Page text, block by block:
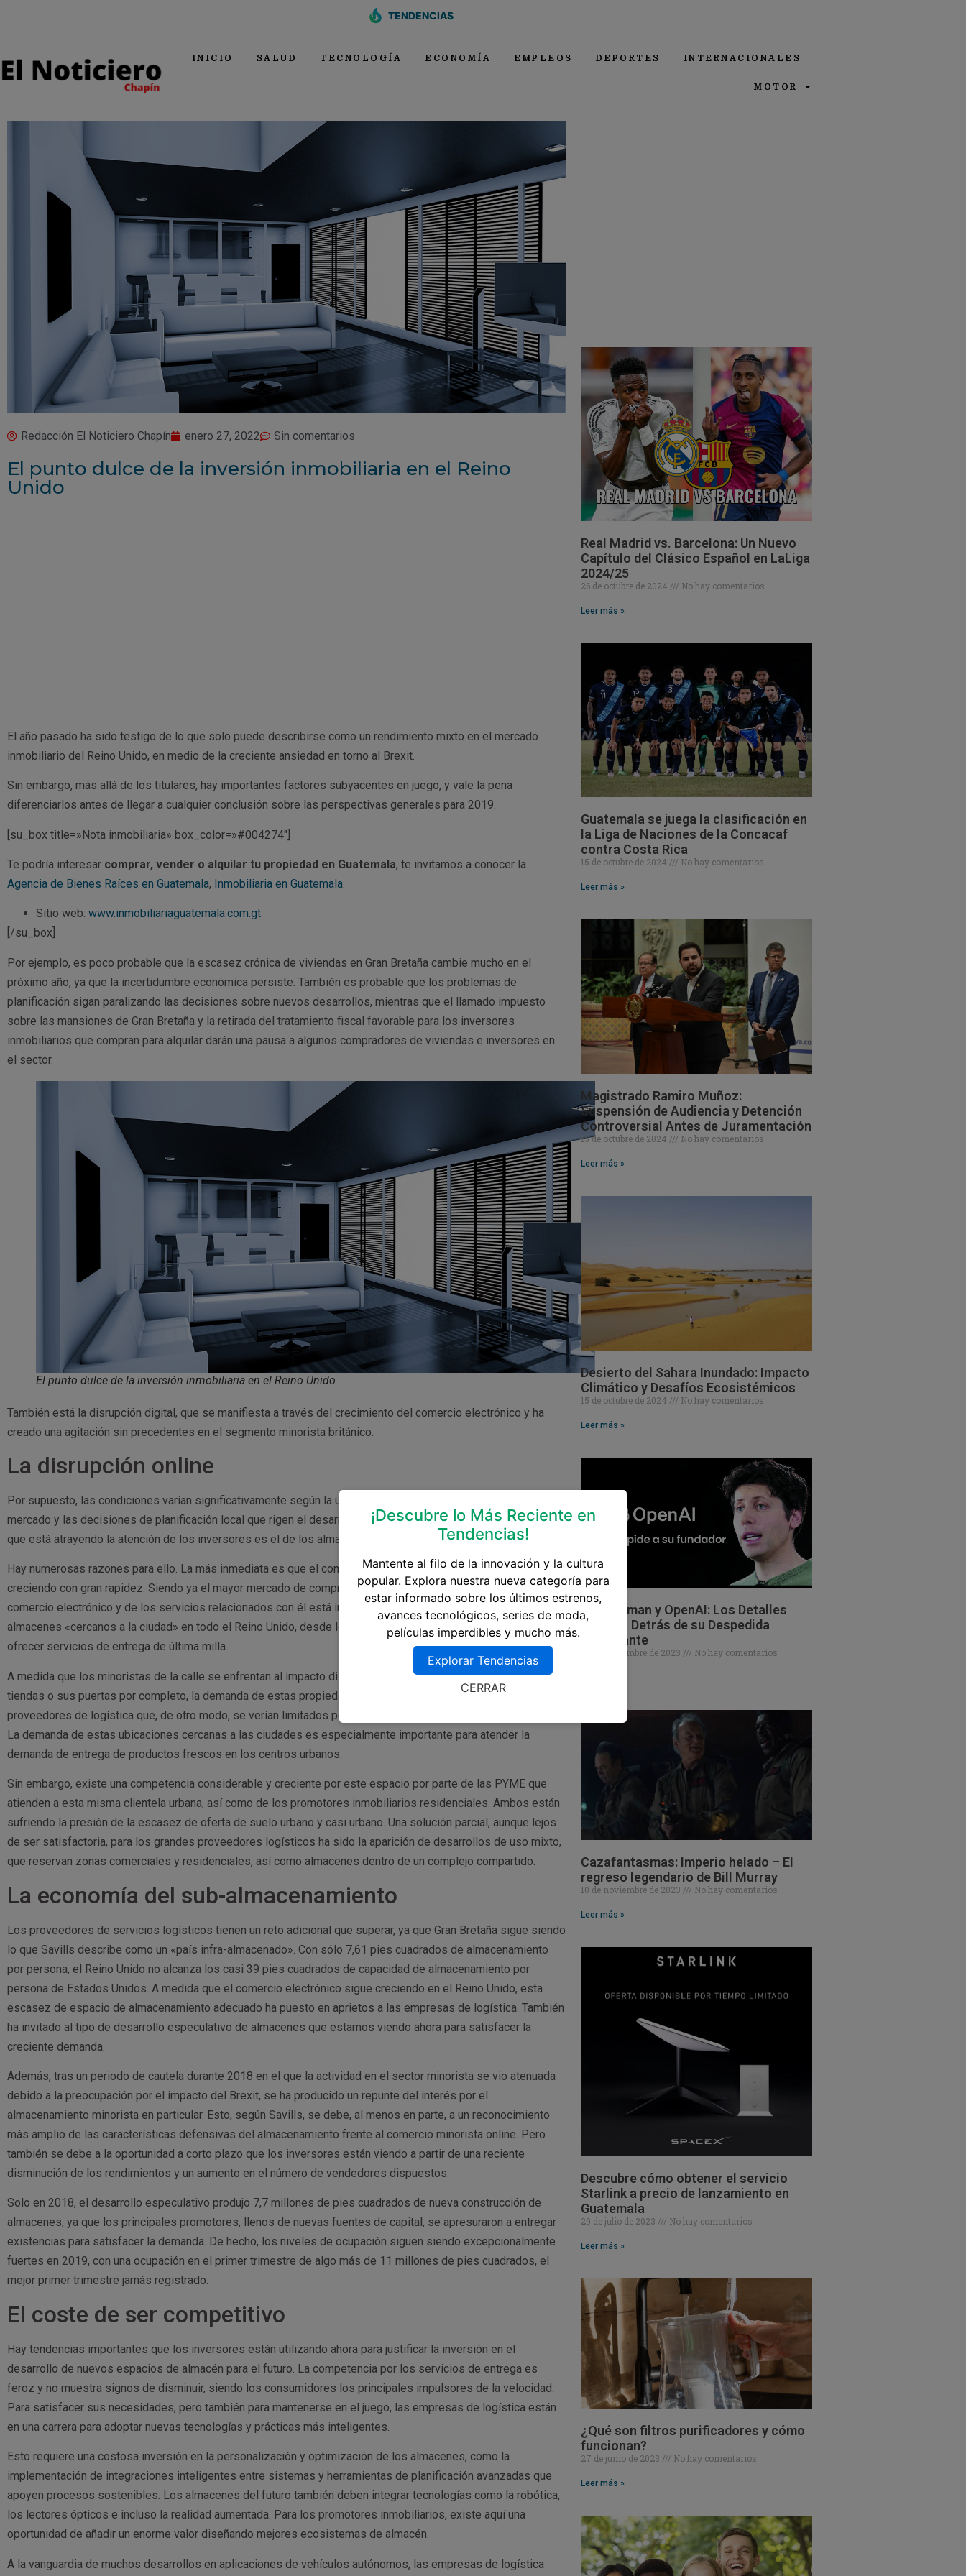
TENDENCIAS
INICIO SALUD TECNOLOGÍA ECONOMÍA EMPLEOS DEPORTES INTERNACIONALES
MOTOR
Redacción El Noticiero Chapín enero 27, 2022 Sin comentarios
El punto dulce de la inversión inmobiliaria en el Reino
Unido
El año pasado ha sido testigo de lo que solo puede describirse como un rendimiento mixto en el mercado
inmobiliario del Reino Unido, en medio de la creciente ansiedad en torno al Brexit.
Sin embargo, más allá de los titulares, hay importantes factores subyacentes en juego, y vale la pena
diferenciarlos antes de llegar a cualquier conclusión sobre las perspectivas generales para 2019.
[su_box title=»Nota inmobiliaria» box_color=»#004274″]
Te podría interesar comprar, vender o alquilar tu propiedad en Guatemala, te invitamos a conocer la
Agencia de Bienes Raíces en Guatemala, Inmobiliaria en Guatemala.
Sitio web: www.inmobiliariaguatemala.com.gt
[/su_box]
Por ejemplo, es poco probable que la escasez crónica de viviendas en Gran Bretaña cambie mucho en el
próximo año, ya que la incertidumbre económica persiste. También es probable que los problemas de
planificación sigan paralizando las decisiones sobre nuevos desarrollos, mientras que el llamado impuesto
sobre las mansiones de Gran Bretaña y la retirada del tratamiento fiscal favorable para los inversores
inmobiliarios que compran para alquilar darán una pausa a algunos compradores de viviendas e inversores en
el sector.
El punto dulce de la inversión inmobiliaria en el Reino Unido
También está la disrupción digital, que se manifiesta a través del crecimiento del comercio electrónico y ha
creado una agitación sin precedentes en el segmento minorista británico.
La disrupción online
Por supuesto, las condiciones varían significativamente según la ubicación de la propiedad, el segmento de
mercado y las decisiones de planificación local que rigen el desarrollo. Un segmento del mercado inmobiliario
que está atrayendo la atención de los inversores es el de los almacenes industriales.
Hay numerosas razones para ello. La más inmediata es que el comercio electrónico en el Reino Unido sigue
creciendo con gran rapidez. Siendo ya el mayor mercado de compras en línea de Europa, la expansión del
comercio electrónico y de los servicios relacionados con él está impulsando una enorme demanda de
almacenes «cercanos a la ciudad» en todo el Reino Unido, desde los que las empresas de logística pueden
ofrecer servicios de entrega de última milla.
A medida que los minoristas de la calle se enfrentan al impacto disruptivo de las compras online, cerrando
tiendas o sus puertas por completo, la demanda de estas propiedades vacías está siendo alimentada por los
proveedores de logística que, de otro modo, se verían limitados por la escasez de instalaciones disponibles.
La demanda de estas ubicaciones cercanas a las ciudades es especialmente importante para atender la
demanda de entrega de productos frescos en los centros urbanos.
Sin embargo, existe una competencia considerable y creciente por este espacio por parte de las PYME que
atienden a esta misma clientela urbana, así como de los promotores inmobiliarios residenciales. Ambos están
sufriendo la presión de la escasez de oferta de suelo urbano y casi urbano. Una solución parcial, aunque lejos
de ser satisfactoria, para los grandes proveedores logísticos ha sido la aparición de desarrollos de uso mixto,
que reservan zonas comerciales y residenciales, así como almacenes dentro de un complejo compartido.
La economía del sub-almacenamiento
Los proveedores de servicios logísticos tienen un reto adicional que superar, ya que Gran Bretaña sigue siendo
lo que Savills describe como un «país infra-almacenado». Con sólo 7,61 pies cuadrados de almacenamiento
por persona, el Reino Unido no alcanza los casi 39 pies cuadrados de capacidad de almacenamiento por
persona de Estados Unidos. A medida que el comercio electrónico sigue creciendo en el Reino Unido, esta
escasez de espacio de almacenamiento adecuado ha puesto en aprietos a las empresas de logística. También
ha invitado al tipo de desarrollo especulativo de almacenes que estamos viendo ahora para satisfacer la
creciente demanda.
Además, tras un periodo de cautela durante 2018 en el que la actividad en el sector minorista se vio atenuada
debido a la preocupación por el impacto del Brexit, se ha producido un repunte del interés por el
almacenamiento minorista en particular. Esto, según Savills, se debe, al menos en parte, a un reconocimiento
más amplio de las características defensivas del almacenamiento frente al comercio minorista online. Pero
también se debe a la oportunidad a corto plazo que los inversores están viendo a partir de una reciente
disminución de los rendimientos y un aumento en el número de vendedores dispuestos.
Solo en 2018, el desarrollo especulativo produjo 7,7 millones de pies cuadrados de nueva construcción de
almacenes, ya que los principales promotores, llenos de nuevas fuentes de capital, se apresuraron a entregar
existencias para satisfacer la demanda. De hecho, los niveles de ocupación siguen siendo excepcionalmente
fuertes en 2019, con una ocupación en el primer trimestre de algo más de 11 millones de pies cuadrados, el
mejor primer trimestre jamás registrado.
El coste de ser competitivo
Hay tendencias importantes que los inversores están utilizando ahora para justificar la inversión en el
desarrollo de nuevos espacios de almacén para el futuro. La competencia por los servicios de entrega es
feroz y no muestra signos de disminuir, siendo los consumidores los principales impulsores de la velocidad.
Para satisfacer sus necesidades, pero también para mantenerse en el juego, las empresas de logística están
en una carrera para adoptar nuevas tecnologías y prácticas más inteligentes.
Esto requiere una costosa inversión en la personalización y optimización de los almacenes, como la
implementación de integraciones inteligentes entre sistemas y herramientas de planificación avanzadas que
apoyen procesos sostenibles. Los almacenes del futuro también deben integrar tecnologías como la robótica,
los lectores ópticos e incluso la realidad aumentada. Para los promotores inmobiliarios, existe aquí una
oportunidad de añadir un enorme valor diseñando mejores ecosistemas de almacén.
A la vanguardia de muchos desarrollos en aplicaciones de vehículos autónomos, las empresas de logística
Real Madrid vs. Barcelona: Un Nuevo
Capítulo del Clásico Español en LaLiga
2024/25
26 de octubre de 2024 No hay comentarios
Leer más »
Guatemala se juega la clasificación en
la Liga de Naciones de la Concacaf
contra Costa Rica
15 de octubre de 2024 No hay comentarios
Leer más »
Magistrado Ramiro Muñoz:
Suspensión de Audiencia y Detención
Controversial Antes de Juramentación
15 de octubre de 2024 No hay comentarios
Leer más »
Desierto del Sahara Inundado: Impacto
Climático y Desafíos Ecosistémicos
15 de octubre de 2024 No hay comentarios
Leer más »
Sam Altman y OpenAI: Los Detalles
Ocultos Detrás de su Despedida
Impactante
18 de noviembre de 2023 No hay comentarios
Cazafantasmas: Imperio helado – El
regreso legendario de Bill Murray
10 de noviembre de 2023 No hay comentarios
Leer más »
Descubre cómo obtener el servicio
Starlink a precio de lanzamiento en
Guatemala
29 de julio de 2023 No hay comentarios
Leer más »
¿Qué son filtros purificadores y cómo
funcionan?
27 de junio de 2023 No hay comentarios
Leer más »
¡Descubre lo Más Reciente en
Tendencias!
Mantente al filo de la innovación y la cultura
popular. Explora nuestra nueva categoría para
estar informado sobre los últimos estrenos,
avances tecnológicos, series de moda,
películas imperdibles y mucho más.
Explorar Tendencias
CERRAR